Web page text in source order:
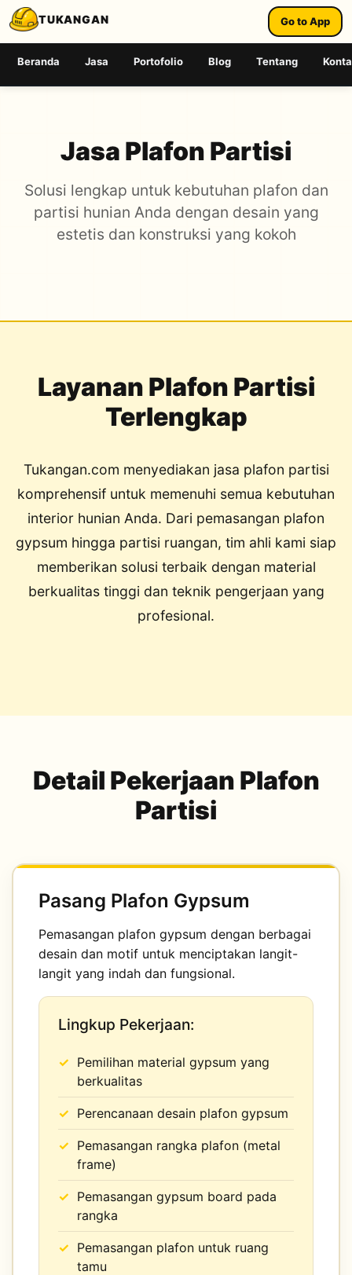
TUKANGAN Go to App
Beranda Jasa Portofolio Blog Tentang
Jasa Plafon Partisi
Solusi lengkap untuk kebutuhan plafon dan
partisi hunian Anda dengan desain yang
estetis dan konstruksi yang kokoh
Layanan Plafon Partisi
Terlengkap
Tukangan.com menyediakan jasa plafon partisi
komprehensif untuk memenuhi semua kebutuhan
interior hunian Anda. Dari pemasangan plafon
gypsum hingga partisi ruangan, tim ahli kami siap
memberikan solusi terbaik dengan material
berkualitas tinggi dan teknik pengerjaan yang
profesional.
Detail Pekerjaan Plafon
Partisi
Pasang Plafon Gypsum
Pemasangan plafon gypsum dengan berbagai
desain dan motif untuk menciptakan langit-
langit yang indah dan fungsional.
Lingkup Pekerjaan:
Pemilihan material gypsum yang
berkualitas
Perencanaan desain plafon gypsum
Pemasangan rangka plafon (metal
frame)
Pemasangan gypsum board pada
rangka
Pemasangan plafon untuk ruang
tamu